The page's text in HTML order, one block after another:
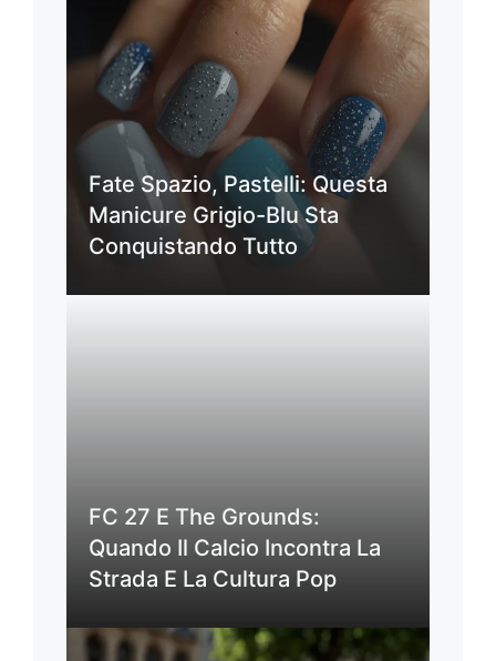
Fate Spazio, Pastelli: Questa
Manicure Grigio-Blu Sta
Conquistando Tutto
FC 27 E The Grounds:
Quando Il Calcio Incontra La
Strada E La Cultura Pop